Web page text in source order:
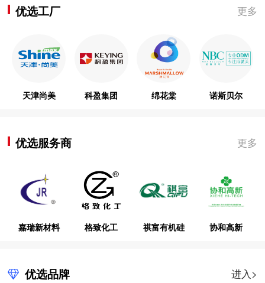
优选工厂 更多
天津尚美 科盈集团 绵花棠 诺斯贝尔
优选服务商 更多
嘉瑞新材料 格致化工 祺富有机硅 协和高新
优选品牌 进入>